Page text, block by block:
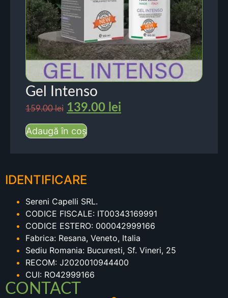
Gel Intenso
159.00lei 139.00 lei
Adaugă în coș
IDENTIFICARE
Sereni Capelli SRL.
CODICE FISCALE: IT00343169991
CODICE ESTERO: 000042999166
Fabrica: Resana, Veneto, Italia
Sediu Romania: Bucuresti, Sf. Vineri, 25
RECOM: J2020010944400
CUI: RO42999166
CONTACT